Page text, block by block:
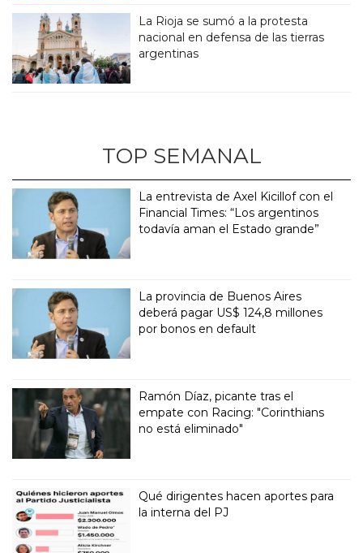
La Rioja se sumó a la protesta
nacional en defensa de las tierras
argentinas
TOP SEMANAL
La entrevista de Axel Kicillof con el
Financial Times: “Los argentinos
todavía aman el Estado grande”
La provincia de Buenos Aires
deberá pagar US$ 124,8 millones
por bonos en default
Ramón Díaz, picante tras el
empate con Racing: "Corinthians
no está eliminado"
Qué dirigentes hacen aportes para
la interna del PJ